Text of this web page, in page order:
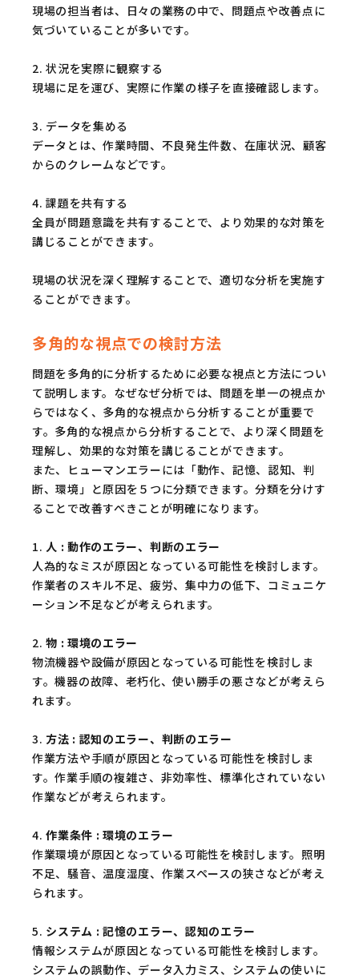
現場の担当者は、日々の業務の中で、問題点や改善点に
気づいていることが多いです。
2. 状況を実際に観察する
現場に足を運び、実際に作業の様子を直接確認します。
3. データを集める
データとは、作業時間、不良発生件数、在庫状況、顧客
からのクレームなどです。
4. 課題を共有する
全員が問題意識を共有することで、より効果的な対策を
講じることができます。
現場の状況を深く理解することで、適切な分析を実施す
ることができます。
多角的な視点での検討方法
問題を多角的に分析するために必要な視点と方法につい
て説明します。なぜなぜ分析では、問題を単一の視点か
らではなく、多角的な視点から分析することが重要で
す。多角的な視点から分析することで、より深く問題を
理解し、効果的な対策を講じることができます。
また、ヒューマンエラーには「動作、記憶、認知、判
断、環境」と原因を５つに分類できます。分類を分けす
ることで改善すべきことが明確になります。
1. 人 : 動作のエラー、判断のエラー
人為的なミスが原因となっている可能性を検討します。
作業者のスキル不足、疲労、集中力の低下、コミュニケ
ーション不足などが考えられます。
2.物 : 環境のエラー
物流機器や設備が原因となっている可能性を検討しま
す。機器の故障、老朽化、使い勝手の悪さなどが考えら
れます。
3. 方法 : 認知のエラー、判断のエラー
作業方法や手順が原因となっている可能性を検討しま
す。作業手順の複雑さ、非効率性、標準化されていない
作業などが考えられます。
4.作業条件 : 環境のエラー
作業環境が原因となっている可能性を検討します。照明
不足、騒音、温度湿度、作業スペースの狭さなどが考え
られます。
5. システム : 記憶のエラー、認知のエラー
情報システムが原因となっている可能性を検討します。
システムの誤動作、データ入力ミス、システムの使いに